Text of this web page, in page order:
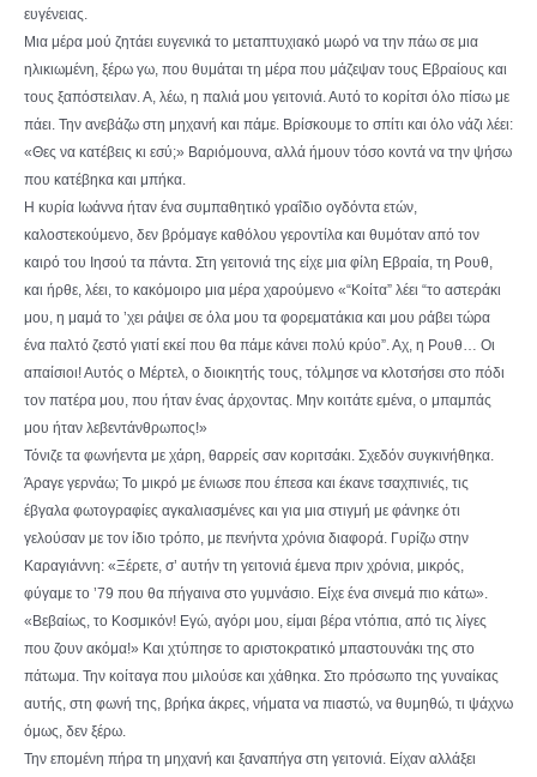
ευγένειας.
Μια μέρα μού ζητάει ευγενικά το μεταπτυχιακό μωρό να την πάω σε μια
ηλικιωμένη, ξέρω γω, που θυμάται τη μέρα που μάζεψαν τους Εβραίους και
τους ξαπόστειλαν. Α, λέω, η παλιά μου γειτονιά. Αυτό το κορίτσι όλο πίσω με
πάει. Την ανεβάζω στη μηχανή και πάμε. Βρίσκουμε το σπίτι και όλο νάζι λέει:
«Θες να κατέβεις κι εσύ;» Βαριόμουνα, αλλά ήμουν τόσο κοντά να την ψήσω
που κατέβηκα και μπήκα.
Η κυρία Ιωάννα ήταν ένα συμπαθητικό γραΐδιο ογδόντα ετών,
καλοστεκούμενο, δεν βρόμαγε καθόλου γεροντίλα και θυμόταν από τον
καιρό του Ιησού τα πάντα. Στη γειτονιά της είχε μια φίλη Εβραία, τη Ρουθ,
και ήρθε, λέει, το κακόμοιρο μια μέρα χαρούμενο «“Κοίτα” λέει “το αστεράκι
μου, η μαμά το ’χει ράψει σε όλα μου τα φορεματάκια και μου ράβει τώρα
ένα παλτό ζεστό γιατί εκεί που θα πάμε κάνει πολύ κρύο”. Αχ, η Ρουθ… Οι
απαίσιοι! Αυτός ο Μέρτελ, ο διοικητής τους, τόλμησε να κλοτσήσει στο πόδι
τον πατέρα μου, που ήταν ένας άρχοντας. Μην κοιτάτε εμένα, ο μπαμπάς
μου ήταν λεβεντάνθρωπος!»
Τόνιζε τα φωνήεντα με χάρη, θαρρείς σαν κοριτσάκι. Σχεδόν συγκινήθηκα.
Άραγε γερνάω; Το μικρό με ένιωσε που έπεσα και έκανε τσαχπινιές, τις
έβγαλα φωτογραφίες αγκαλιασμένες και για μια στιγμή με φάνηκε ότι
γελούσαν με τον ίδιο τρόπο, με πενήντα χρόνια διαφορά. Γυρίζω στην
Καραγιάννη: «Ξέρετε, σ’ αυτήν τη γειτονιά έμενα πριν χρόνια, μικρός,
φύγαμε το ’79 που θα πήγαινα στο γυμνάσιο. Είχε ένα σινεμά πιο κάτω».
«Βεβαίως, το Κοσμικόν! Εγώ, αγόρι μου, είμαι βέρα ντόπια, από τις λίγες
που ζουν ακόμα!» Και χτύπησε το αριστοκρατικό μπαστουνάκι της στο
πάτωμα. Την κοίταγα που μιλούσε και χάθηκα. Στο πρόσωπο της γυναίκας
αυτής, στη φωνή της, βρήκα άκρες, νήματα να πιαστώ, να θυμηθώ, τι ψάχνω
όμως, δεν ξέρω.
Την επομένη πήρα τη μηχανή και ξαναπήγα στη γειτονιά. Είχαν αλλάξει